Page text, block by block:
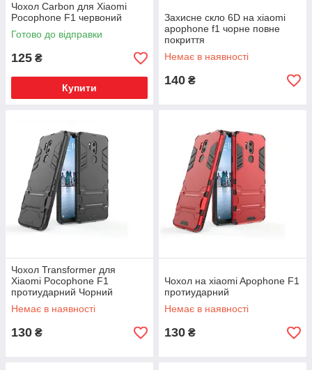
Чохол Carbon для Xiaomi
Pocophone F1 червоний
Готово до відправки
125 ₴
Купити
Захисне скло 6D на xiaomi
apophone f1 чорне повне
покриття
Немає в наявності
140 ₴
Чохол Transformer для
Xiaomi Pocophone F1
протиударний Чорний
Немає в наявності
130 ₴
Чохол на xiaomi Apophone F1
протиударний
Немає в наявності
130 ₴